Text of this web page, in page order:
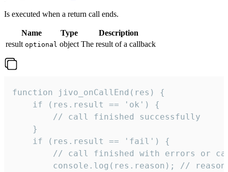
Is executed when a return call ends.
Name Type
Description
result optional object The result of a callback
function jivo_onCallEnd(res) {
    if (res.result == 'ok') {
        // call finished successfully
    }
    if (res.result == 'fail') {
// call finished with errors or
console.log(res.reason); //